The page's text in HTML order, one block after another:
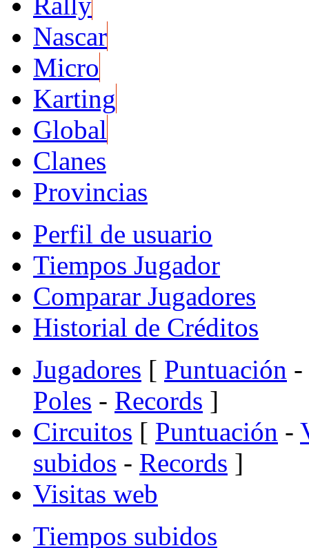
Nascar
Micro
Karting
Global
Clanes
Provincias
Perfil de usuario
Tiempos Jugador
Comparar Jugadores
Historial de Créditos
Jugadores [ Puntuación -
Poles - Records ]
Circuitos [ Puntuación -
subidos - Records ]
Visitas web
Tiempos subidos